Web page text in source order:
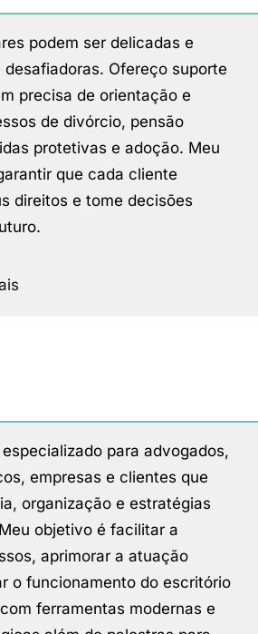
podem ser delicadas e
Ofereço suporte
precisa de orientação e
de divórcio, pensão
protetivas e adoção. Meu
que cada cliente
direitos e tome decisões
para advogados,
empresas e clientes que
organização e estratégias
objetivo é facilitar a
aprimorar a atuação
o funcionamento do escritório
ferramentas modernas e